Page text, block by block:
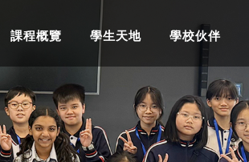
課程概覽 學生天地 學校伙伴